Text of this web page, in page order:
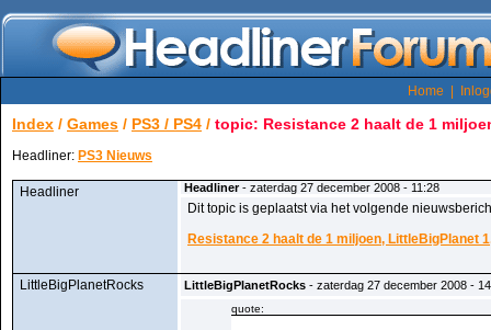
Home
Index / Games / PS3 / PS4 / topic: Resistance 2 haalt de 1
Headliner: PS3 Nieuws
Headliner Headliner- zaterdag 27 december 2008 - 11:28
Dit topic is geplaatst via het volgende
Resistance 2 haalt de 1 miljoen, LittleBigPlanet
LittleBigPlanetRocks LittleBigPlanetRocks - zaterdag 27 december 2008 -
quote: